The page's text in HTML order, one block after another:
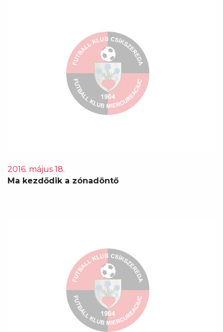
2016. május 18.
Ma kezdődik a zónadöntő